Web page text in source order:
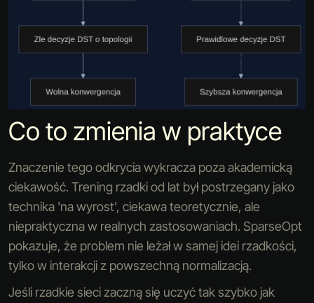
Co to zmienia w praktyce
Znaczenie tego odkrycia wykracza poza akademicką
ciekawość. Trening rzadki od lat był postrzegany jako
technika 'na wyrost', ciekawa teoretycznie, ale
niepraktyczna w realnych zastosowaniach. SparseOpt
pokazuje, że problem nie leżał w samej idei rzadkości,
tylko w interakcji z powszechną normalizacją.
Jeśli rzadkie sieci zaczną się uczyć tak szybko jak